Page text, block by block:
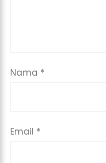
Nama *
Email *